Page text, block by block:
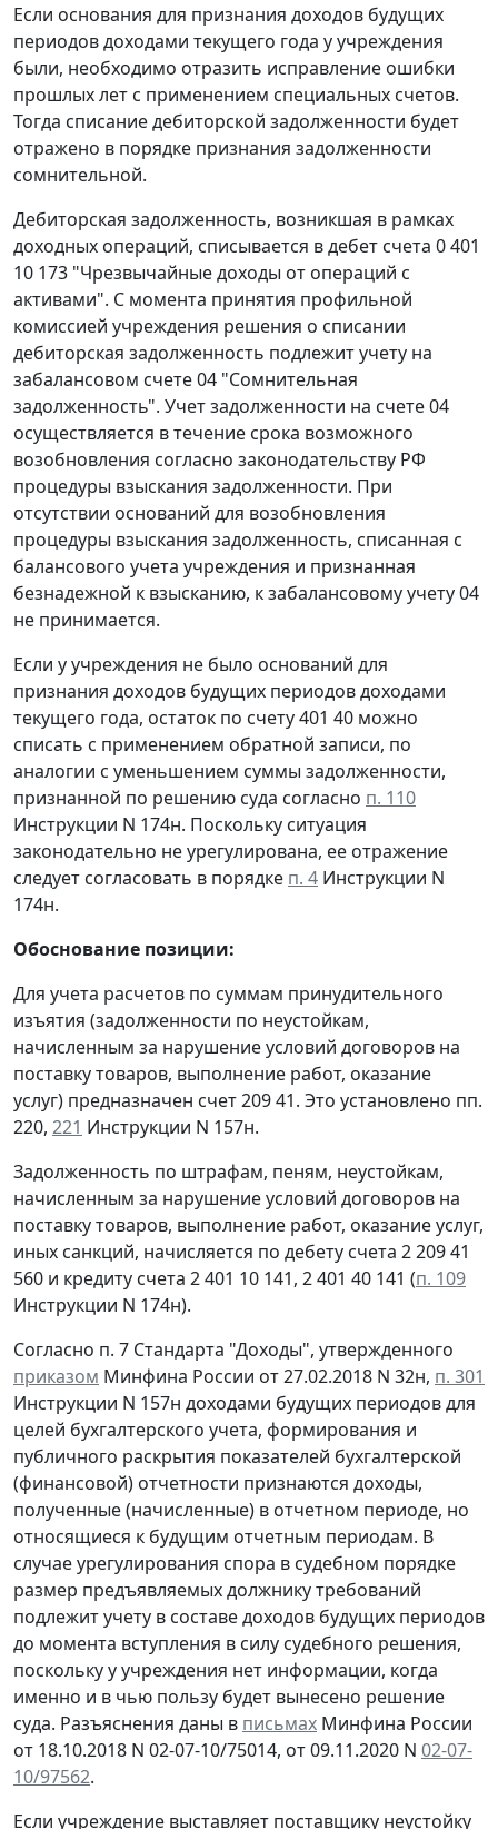
Если основания для признания доходов будущих
периодов доходами текущего года у учреждения
были, необходимо отразить исправление ошибки
прошлых лет с применением специальных счетов.
Тогда списание дебиторской задолженности будет
отражено в порядке признания задолженности
сомнительной.
Дебиторская задолженность, возникшая в рамках
доходных операций, списывается в дебет счета 0 401
10 173 "Чрезвычайные доходы от операций с
активами". С момента принятия профильной
комиссией учреждения решения о списании
дебиторская задолженность подлежит учету на
забалансовом счете 04 "Сомнительная
задолженность". Учет задолженности на счете 04
осуществляется в течение срока возможного
возобновления согласно законодательству РФ
процедуры взыскания задолженности. При
отсутствии оснований для возобновления
процедуры взыскания задолженность, списанная с
балансового учета учреждения и признанная
безнадежной к взысканию, к забалансовому учету 04
не принимается.
Если у учреждения не было оснований для
признания доходов будущих периодов доходами
текущего года, остаток по счету 401 40 можно
списать c применением обратной записи, по
аналогии с уменьшением суммы задолженности,
признанной по решению суда согласно п. 110
Инструкции N 174н. Поскольку ситуация
законодательно не урегулирована, ее отражение
следует согласовать в порядке п. 4 Инструкции N
174н.
Обоснование позиции:
Для учета расчетов по суммам принудительного
изъятия (задолженности по неустойкам,
начисленным за нарушение условий договоров на
поставку товаров, выполнение работ, оказание
услуг) предназначен счет 209 41. Это установлено пп.
220, 221 Инструкции N 157н.
Задолженность по штрафам, пеням, неустойкам,
начисленным за нарушение условий договоров на
поставку товаров, выполнение работ, оказание услуг,
иных санкций, начисляется по дебету счета 2 209 41
560 и кредиту счета 2 401 10 141, 2 401 40 141 (п. 109
Инструкции N 174н).
Согласно п. 7 Стандарта "Доходы", утвержденного
приказом Минфина России от 27.02.2018 N 32н, п. 301
Инструкции N 157н доходами будущих периодов для
целей бухгалтерского учета, формирования и
публичного раскрытия показателей бухгалтерской
(финансовой) отчетности признаются доходы,
полученные (начисленные) в отчетном периоде, но
относящиеся к будущим отчетным периодам. В
случае урегулирования спора в судебном порядке
размер предъявляемых должнику требований
подлежит учету в составе доходов будущих периодов
до момента вступления в силу судебного решения,
поскольку у учреждения нет информации, когда
именно и в чью пользу будет вынесено решение
суда. Разъяснения даны в письмах Минфина России
от 18.10.2018 N 02-07-10/75014, от 09.11.2020 N 02-07-
10/97562.
Если учреждение выставляет поставщику неустойку